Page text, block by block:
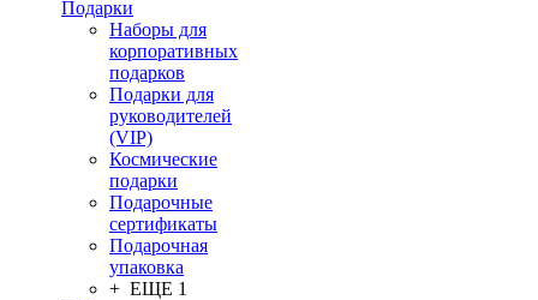
Подарки
Наборы для
корпоративных
подарков
Подарки для
руководителей
(VIP)
Космические
подарки
Подарочные
сертификаты
Подарочная
упаковка
+ ЕЩЕ 1